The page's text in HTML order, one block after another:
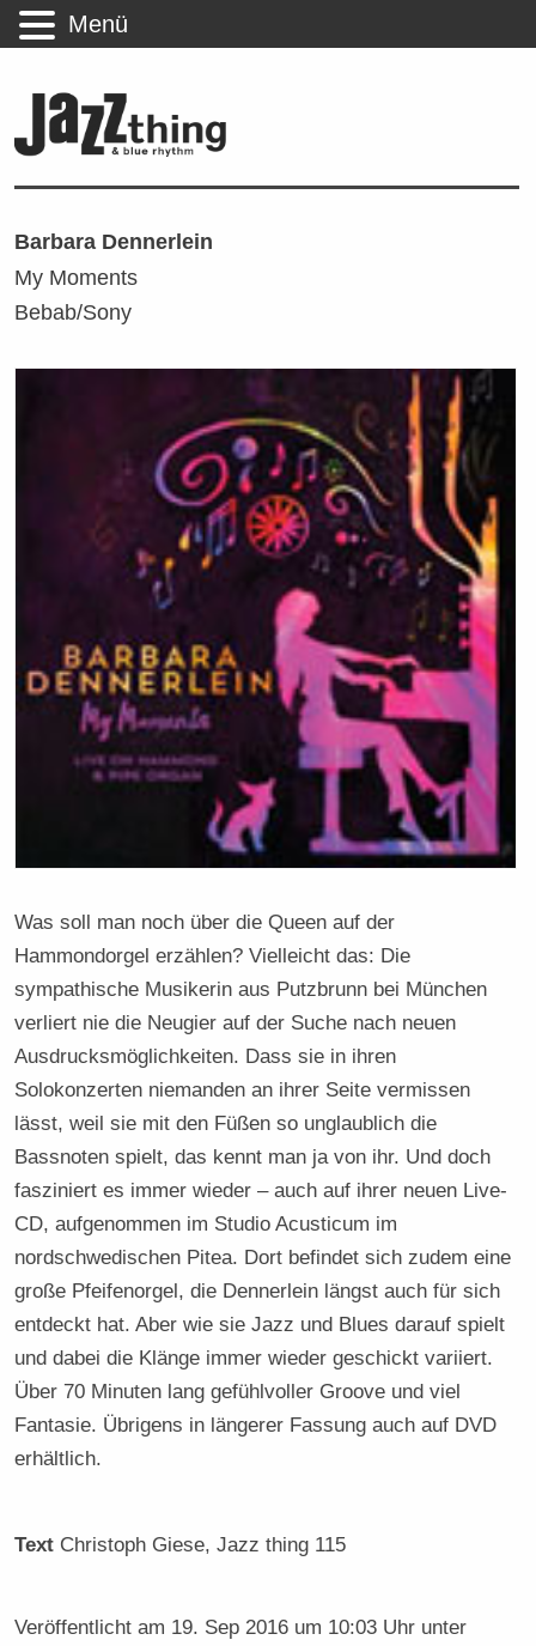
Barbara Dennerlein
My Moments
Bebab/Sony
Was soll man noch über die Queen auf der
Hammondorgel erzählen? Vielleicht das: Die
sympathische Musikerin aus Putzbrunn bei München
verliert nie die Neugier auf der Suche nach neuen
Ausdrucksmöglichkeiten. Dass sie in ihren
Solokonzerten niemanden an ihrer Seite vermissen
lässt, weil sie mit den Füßen so unglaublich die
Bassnoten spielt, das kennt man ja von ihr. Und doch
fasziniert es immer wieder – auch auf ihrer neuen Live-
CD, aufgenommen im Studio Acusticum im
nordschwedischen Pitea. Dort befindet sich zudem eine
große Pfeifenorgel, die Dennerlein längst auch für sich
entdeckt hat. Aber wie sie Jazz und Blues darauf spielt
und dabei die Klänge immer wieder geschickt variiert.
Über 70 Minuten lang gefühlvoller Groove und viel
Fantasie. Übrigens in längerer Fassung auch auf DVD
erhältlich.
Text Christoph Giese, Jazz thing 115
Veröffentlicht am 19. Sep 2016 um 10:03 Uhr unter
Menü